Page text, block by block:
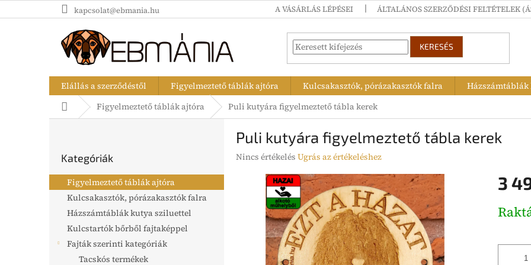
a
kapcsolat@ebmania.hu A VÁSÁRLÁS LÉPÉSEI ÁLTALÁNOS SZERZŐDÉSI FELTÉTELEK
KERESÉS
Elállás a szerződéstől Figyelmeztető táblák ajtóra Kulcsakasztók, pórázakasztók falra
KezdőlapFigyelmeztető táblák ajtóra Puli kutyára figyelmeztető tábla kerek
l
s
átugrása
Kategóriák
Figyelmeztető táblák ajtóra
Kulcsakasztók, pórázakasztók falra
Házszámtáblák kutya sziluettel
Kulcstartók bőrből fajtaképpel
Fajták szerinti kategóriák
Tacskós termékek
Puli kutyára figyelmeztető tábla kerek
A
értékelése
Nincs értékelés Ugrás az értékeléshez
3